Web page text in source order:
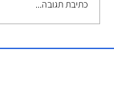
כתיבת תגובה...